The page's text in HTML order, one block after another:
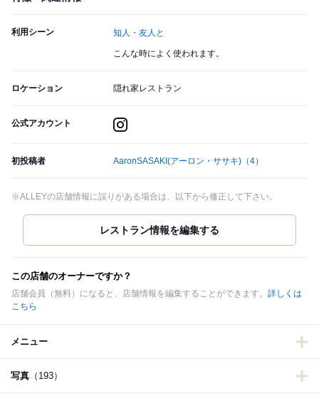
利用シーン 知人・友人と
こんな時によく使われます。
ロケーション 隠れ家レストラン
公式アカウント
初投稿者 AaronSASAKI(アーロン・ササキ) （4）
※ALLEYの店舗情報に誤りがある場合は、以下から修正して下さい。
この店舗のオーナーですか？
店舗会員（無料）になると、店舗情報を編集することができます。 詳しくは
こちら
メニュー
写真 （193）